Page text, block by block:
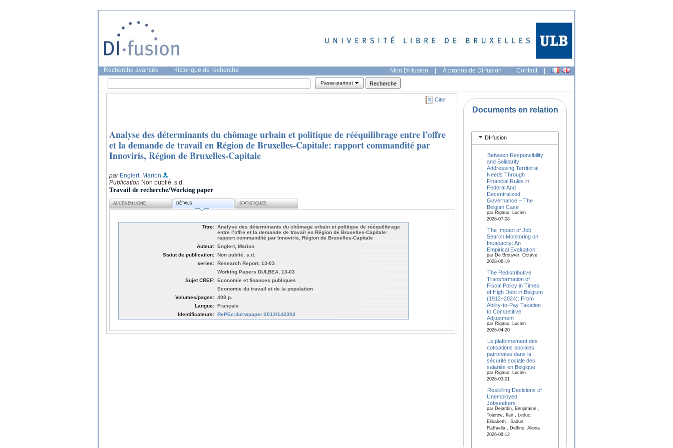
Recherche avancée Historique de recherche Mon DI-fusion | À propos de DI-fusion | Contact |
Passe-partout
Citer
Analyse des déterminants du chômage urbain et politique de rééquilibrage entre l’offre
et la demande de travail en Région de Bruxelles-Capitale: rapport commandité par
Innoviris, Région de Bruxelles-Capitale
par Englert, Marion
Publication Non publié, s.d.
Travail de recherche/Working paper
ACCÈS EN LIGNE DÉTAILS STATISTIQUES
Titre: Analyse des déterminants du chômage urbain et politique de rééquilibrage
entre l’offre et la demande de travail en Région de Bruxelles-Capitale:
rapport commandité par Innoviris, Région de Bruxelles-Capitale
Auteur: Englert, Marion
Statut de publication: Non publié, s.d.
series: Research Report, 13-03
Working Papers DULBEA, 13-03
Sujet CREF: Economie et finances publiques
Economie du travail et de la population
Volumes/pages: 408 p.
Langue: Français
Identificateurs: RePEc:dul:wpaper:2013/142302
Documents en relation
DI-fusion
Between Responsibility
and Solidarity:
Addressing Territorial
Needs Through
Financial Rules in
Federal And
Decentralized
Governance – The
Belgian Case
par Rigaux, Lucien
2026-07-08
The Impact of Job
Search Monitoring on
Incapacity: An
Empirical Evaluation
par De Brouwer, Octave
2028-06-19
The Redistributive
Transformation of
Fiscal Policy in Times
of High Debt in Belgium
(1912–2024): From
Ability-to-Pay Taxation
to Competitive
Adjustment
par Rigaux, Lucien
2026-04-20
Le plafonnement des
cotisations sociales
patronales dans la
sécurité sociale des
salariés en Belgique
par Rigaux, Lucien
2026-03-01
Reskilling Decisions of
Unemployed
Jobseekers
par Dejardin, Benjamine ,
Tojerow, Ilan , Leduc,
Elisabeth , Sadun,
Raffaella , Delfino, Alexia
2026-06-12